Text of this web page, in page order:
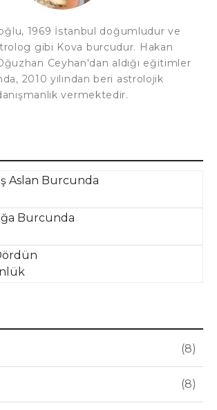
1969 İstanbul doğumludur ve
gibi Kova burcudur. Hakan
Ceyhan'dan aldığı eğitimler
2010 yılından beri astrolojik
vermektedir.
Aslan Burcunda
Burcunda
8
8